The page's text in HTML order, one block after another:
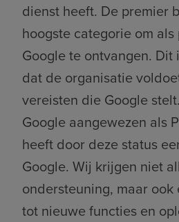
dienst heeft. De premier
hoogste categorie om
Google te ontvangen.
dat de organisatie
vereisten die Google
Google aangewezen als
heeft door deze status
Google. Wij krijgen niet
ondersteuning, maar
tot nieuwe functies en